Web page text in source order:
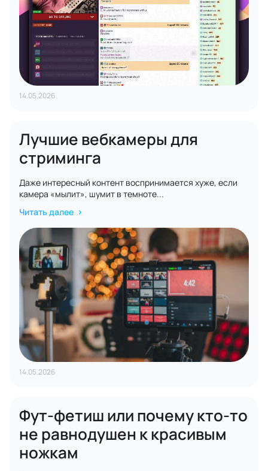
14.05.2026
Лучшие вебкамеры для
стриминга
Даже интересный контент воспринимается хуже, если
камера «мылит», шумит в темноте...
Читать далее
14.05.2026
Фут-фетиш или почему кто-то
не равнодушен к красивым
ножкам